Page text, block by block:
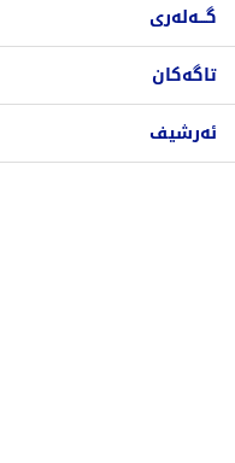
گـــەلەری
تاگەکان
ئەرشیف